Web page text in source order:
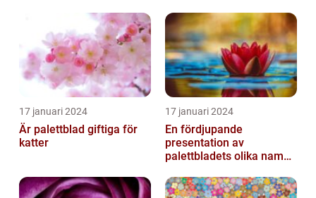
17 januari 2024
Är palettblad giftiga för
katter
17 januari 2024
En fördjupande
presentation av
palettbladets olika namn